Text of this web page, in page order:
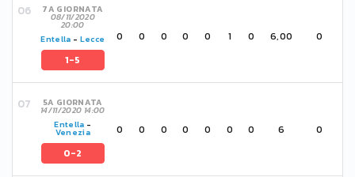
7A GIORNATA
08/11/2020
20:00
Entella - Lecce
1-5
0 0 0 0 0 1 0 6,00 0
5A GIORNATA
14/11/2020 14:00
Entella -
Venezia
0-2
0 0 0 0 0 0 0 6 0